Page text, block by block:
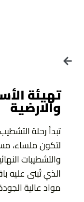
تهيئة
والارضية
تبدأ رحلة
لتكون ملساء،
والتشطيبات
الذي تُبنى عليه
مواد عالية